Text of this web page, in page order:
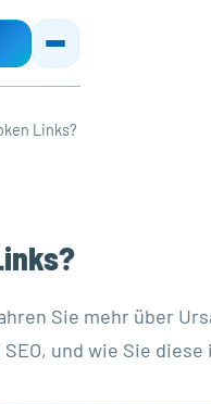
Links?
Sie mehr über
und wie Sie